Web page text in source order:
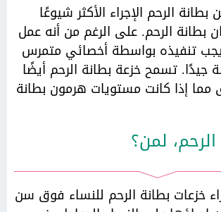
الرحم الإجراء الأكثر شيوعًا
الرحم. على الرغم من أنه عمل
يجب تنفيذه بواسطة أخصائي متمرس
جيدًا. تسمح خزعة بطانة الرحم أيضًا
مما إذا كانت مستويات هرمون بطانة
لمن؟
خزعات بطانة الرحم للنساء فوق سن